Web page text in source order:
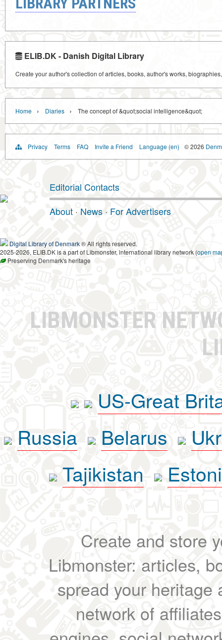
ELIB.DK - Danish Digital Library
Create your author's collection of articles, books, author's works,
Home › Diaries › The concept of &quot;social intelligence&quot;
Privacy Terms FAQ Invite a Friend Language (en) © 2026
Editorial Contacts
About · News · For Advertisers
Digital Library of Denmark® All rights reserved.
2025-2026, ELIB.DK is a part of Libmonster, international library network (open
Preserving Denmark's heritage
LIBMONSTER
US-Great
Russia
Belarus
Tajikistan
Create and store
Libmonster: articles,
spread your heritage
network of